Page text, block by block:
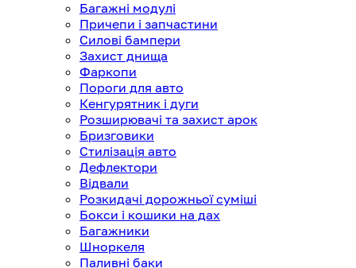
Багажні модулі
Причепи і запчастини
Силові бампери
Захист днища
Фаркопи
Пороги для авто
Кенгурятник і дуги
Розширювачі та захист арок
Бризговики
Стилізація авто
Дефлектори
Відвали
Розкидачі дорожньої суміші
Бокси і кошики на дах
Багажники
Шноркеля
Паливні баки